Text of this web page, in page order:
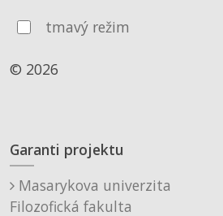
tmavý režim
© 2026
Garanti projektu
Masarykova univerzita
Filozofická fakulta